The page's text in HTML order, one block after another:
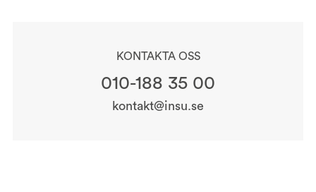
KONTAKTA OSS
010-188 35 00
kontakt@insu.se